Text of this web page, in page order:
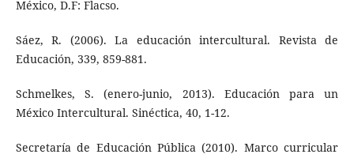
México, D.F: Flacso.
Sáez, R. (2006). La educación intercultural. Revista de
Educación, 339, 859-881.
Schmelkes, S. (enero-junio, 2013). Educación para un
México Intercultural. Sinéctica, 40, 1-12.
Secretaría de Educación Pública (2010). Marco curricular